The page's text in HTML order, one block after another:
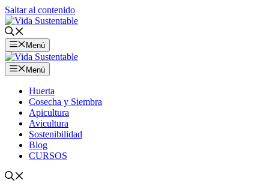
Saltar al contenido
Menú
Menú
Huerta
Cosecha y Siembra
Apicultura
Avicultura
Sostenibilidad
Blog
CURSOS